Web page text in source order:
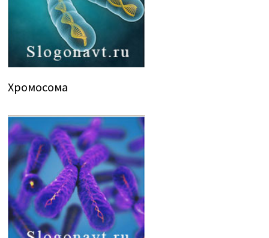
Хромосома